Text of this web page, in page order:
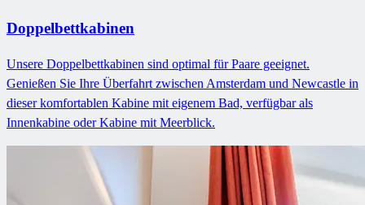
Doppelbettkabinen
Unsere Doppelbettkabinen sind optimal für Paare geeignet.
Genießen Sie Ihre Überfahrt zwischen Amsterdam und Newcastle in
dieser komfortablen Kabine mit eigenem Bad, verfügbar als
Innenkabine oder Kabine mit Meerblick.